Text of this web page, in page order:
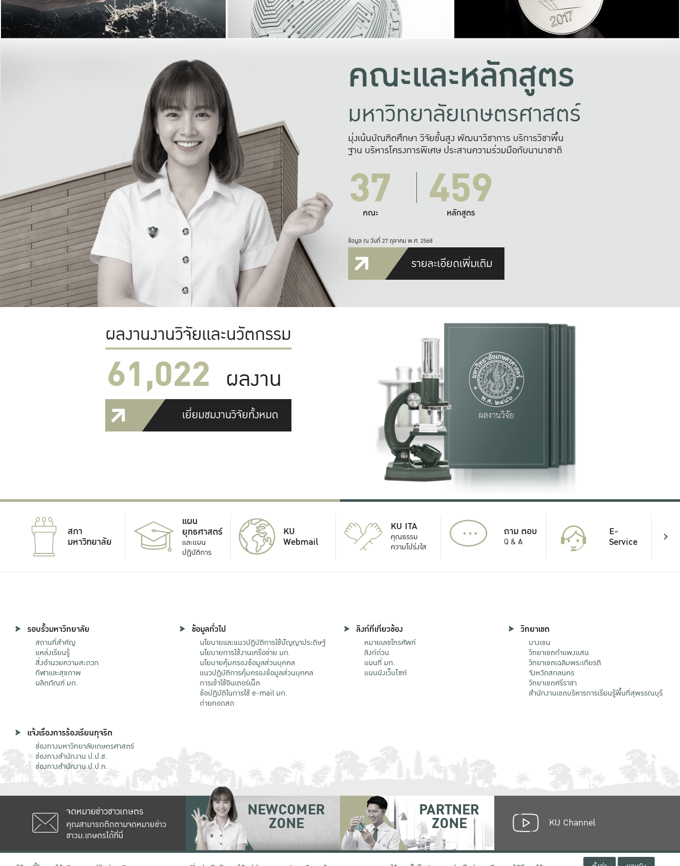
คณะและหลักสูตร
มหาวิทยาลัยเกษตรศาสตร์
มุ่งเน้นบัณฑิตศึกษา วิจัยขั้นสูง พัฒนาวิชาการ บริการวิชาพื้น
ฐาน บริหารโครงการพิเศษ ประสานความร่วมมือกับนานาชาติ
37
คณะ 459
หลักสูตร
ข้อมูล ณ วันที่ 27 ตุลาคม พ.ศ. 2568
รายละเอียดเพิ่มเติม
ผลงานงานวิจัยและนวัตกรรม
61,022 ผลงาน
เยี่ยมชมงานวิจัยทั้งหมด
สภา
มหาวิทยาลัย
แผน
ยุทธศาสตร์
และแผน
ปฏิบัติการ
KU
Webmail
KU ITA
คุณธรรม
ความโปร่งใส
... ถาม ตอบ
Q & A
E-
Service
รอบรั้วมหาวิทยาลัย
สถานที่สำคัญ
แหล่งเรียนรู้
สิ่งอำนวยความสะดวก
กีฬาและสุขภาพ
ผลิตภัณฑ์ มก.
ข้อมูลทั่วไป
นโยบายและแนวปฏิบัติการใช้ปัญญาประดิษฐ์
นโยบายการใช้งานเครือข่าย มก.
นโยบายคุ้มครองข้อมูลส่วนบุคคล
แนวปฏิบัติการคุ้มครองข้อมูลส่วนบุคคล
การเข้าใช้อินเตอร์เน็ต
ข้อปฏิบัติในการใช้ e-mail มก.
ถ่ายทอดสด
ลิงก์ที่เกี่ยวข้อง
หมายเลขโทรศัพท์
ลิงก์ด่วน
แผนที่ มก.
แผนผังเว็บไซต์
วิทยาเขต
บางเขน
วิทยาเขตกําแพงแสน
วิทยาเขตเฉลิมพระเกียรติ
จังหวัดสกลนคร
วิทยาเขตศรีราชา
สำนักงานเขตบริหารการเรียนรู้พื้นที่สุพรรณบุรี
แจ้งเรื่องการร้องเรียนทุจริต
ช่องทางมหาวิทยาลัยเกษตรศาสตร์
ช่องทางสำนักงาน ป.ป.ช.
ช่องทางสำนักงาน ป.ป.ท.
จดหมายข่าวชาวเกษตร
คุณสามารถติดตามจดหมายข่าว
ชาวม.เกษตรได้ที่นี่
NEWCOMER
ZONE
PARTNER
ZONE KU Channel